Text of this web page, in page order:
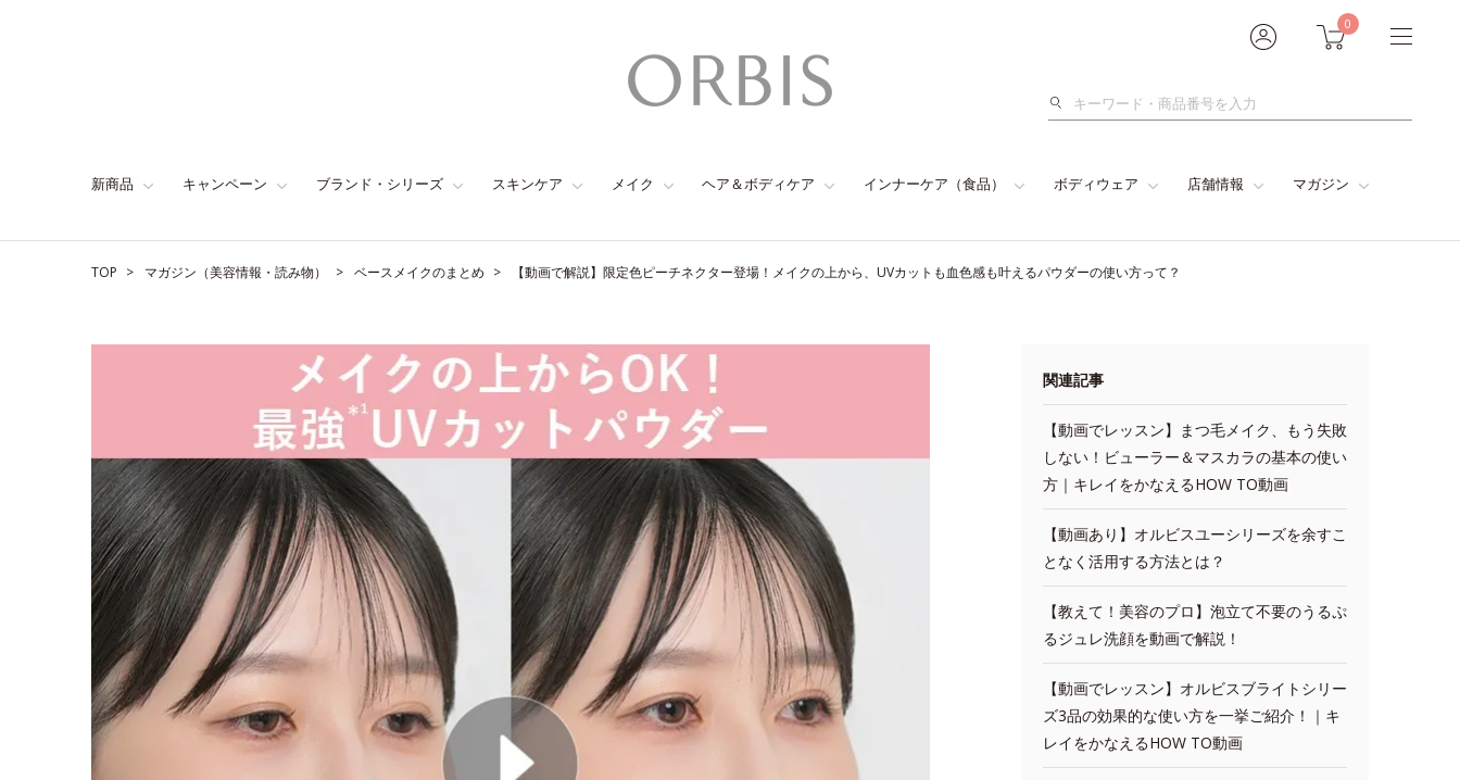
0
検
新商品 キャンペーン ブランド・シリーズ スキンケア メイク ヘア＆ボディケア インナーケア（食品） ボディウェア 店舗情報 マガジン
TOP マガジン（美容情報・読み物） ベースメイクのまとめ 【動画で解説】限定色ピーチネクター登場！メイクの上から、UVカットも血色感も叶えるパウダーの使い方って？
関連記事
【動画でレッスン】まつ毛メイク、もう失敗
しない！ビューラー＆マスカラの基本の使い
方｜キレイをかなえるHOW TO動画
【動画あり】オルビスユーシリーズを余すこ
となく活用する方法とは？
【教えて！美容のプロ】泡立て不要のうるぷ
るジュレ洗顔を動画で解説！
【動画でレッスン】オルビスブライトシリー
ズ3品の効果的な使い方を一挙ご紹介！｜キ
レイをかなえるHOW TO動画